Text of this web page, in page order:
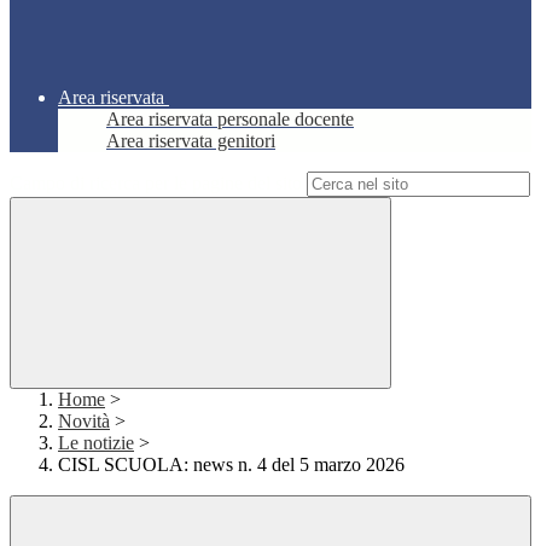
Area riservata
Area riservata personale docente
Area riservata genitori
Home >
Novità >
Le notizie >
CISL SCUOLA: news n. 4 del 5 marzo 2026